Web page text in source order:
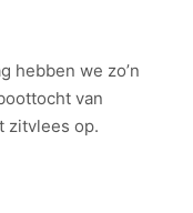
hebben we zo’n
van
zitvlees op.